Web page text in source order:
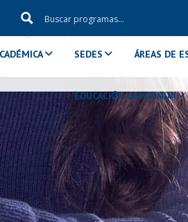
SEDES ÁREAS DE
EDUCACIÓN CONTINUA
wp-content/themes/